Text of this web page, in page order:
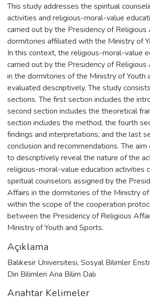
This study addresses the spiritual
activities and religious-moral-value
carried out by the Presidency of Religious
dormitories affiliated with the Ministry of
In this context, the religious-moral-value
carried out by the Presidency of
in the dormitories of the Ministry of Youth
evaluated descriptively. The study
sections. The first section includes the
second section includes the theoretical
section includes the method, the fourth
findings and interpretations; and the last
conclusion and recommendations. The
to descriptively reveal the nature of the
religious-moral-value education activities
spiritual counselors assigned by the
Affairs in the dormitories of the Ministry
within the scope of the cooperation
between the Presidency of Religious
Ministry of Youth and Sports.
Açıklama
Balıkesir Üniversitesi, Sosyal Bilimler
Din Bilimleri Ana Bilim Dalı
Anahtar Kelimeler